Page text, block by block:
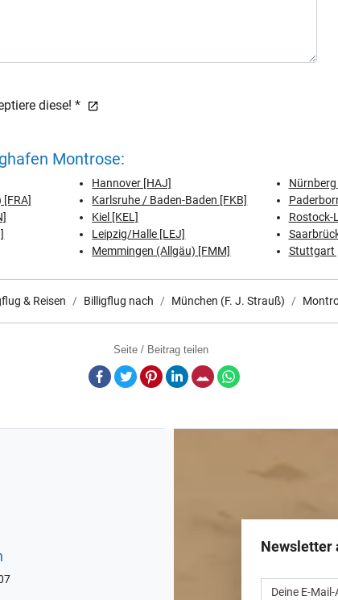
diese! *
Montrose:
Hannover [HAJ]
Karlsruhe / Baden-Baden [FKB]
Kiel [KEL]
Leipzig/Halle [LEJ]
Memmingen (Allgäu) [FMM]
Nürnberg
Rostock-
Stuttgart
& Reisen Billigflug nach München (F. J. Strauß)
Seite / Beitrag teilen
Facebook
TwitterPinterestLinkedInE-Mail
Newsletter